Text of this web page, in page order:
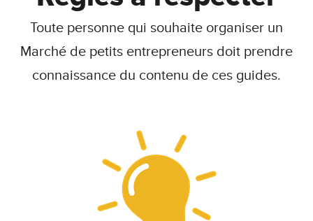
Toute personne qui souhaite organiser un
Marché de petits entrepreneurs doit prendre
connaissance du contenu de ces guides.